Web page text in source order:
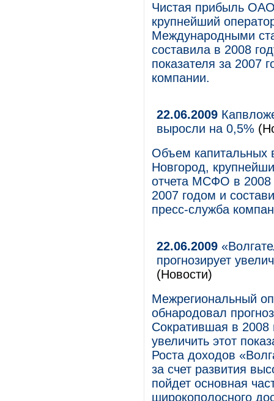
Чистая прибыль
крупнейший
Международными
составила в 2008
показателя за 2007
компании.
22.06.2009
выросли на 0,5%
Объем
Новгород,
отчета МСФО в 2008
2007 годом и
пресс-служба
22.06.2009
прогнозирует
(Новости)
Межрегиональный
обнародовал
Сократившая в 2008
увеличить этот
Роста доходов
за счет развития
пойдет основная
широкополосного